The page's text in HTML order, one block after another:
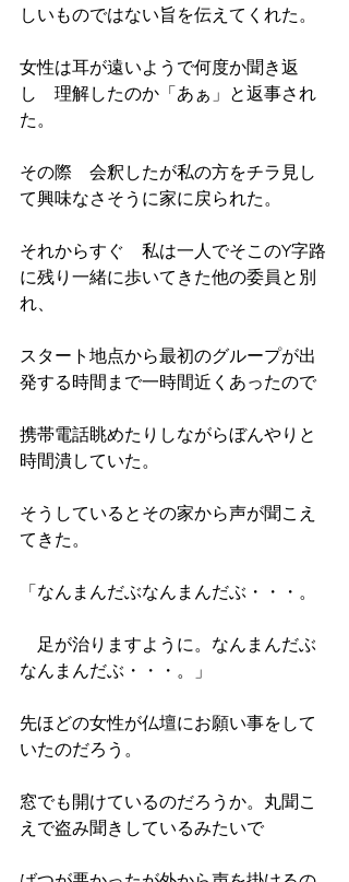
しいものではない旨を伝えてくれた。
女性は耳が遠いようで何度か聞き返
し　理解したのか「あぁ」と返事され
た。
その際　会釈したが私の方をチラ見し
て興味なさそうに家に戻られた。
それからすぐ　私は一人でそこのY字路
に残り一緒に歩いてきた他の委員と別
れ、
スタート地点から最初のグループが出
発する時間まで一時間近くあったので
携帯電話眺めたりしながらぼんやりと
時間潰していた。
そうしているとその家から声が聞こえ
てきた。
「なんまんだぶなんまんだぶ・・・。
足が治りますように。なんまんだぶ
なんまんだぶ・・・。」
先ほどの女性が仏壇にお願い事をして
いたのだろう。
窓でも開けているのだろうか。丸聞こ
えで盗み聞きしているみたいで